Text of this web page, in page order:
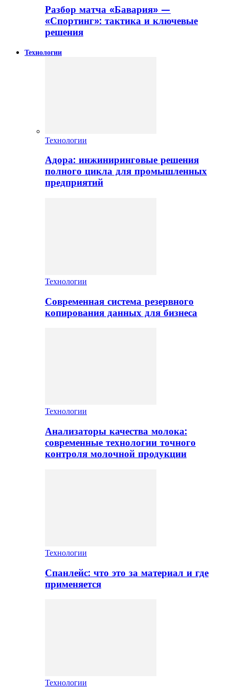
Разбор матча «Бавария» —
«Спортинг»: тактика и ключевые
решения
Технологии
Технологии
Адора: инжиниринговые решения
полного цикла для промышленных
предприятий
Технологии
Современная система резервного
копирования данных для бизнеса
Технологии
Анализаторы качества молока:
современные технологии точного
контроля молочной продукции
Технологии
Спанлейс: что это за материал и где
применяется
Технологии